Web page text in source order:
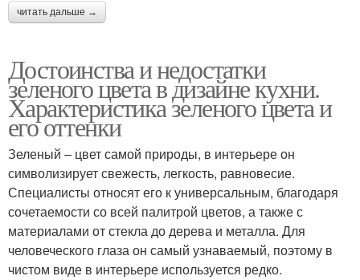
читать дальше →
Достоинства и недостатки
зеленого цвета в дизайне кухни.
Характеристика зеленого цвета и
его оттенки
Зеленый – цвет самой природы, в интерьере он
символизирует свежесть, легкость, равновесие.
Специалисты относят его к универсальным, благодаря
сочетаемости со всей палитрой цветов, а также с
материалами от стекла до дерева и металла. Для
человеческого глаза он самый узнаваемый, поэтому в
чистом виде в интерьере используется редко.